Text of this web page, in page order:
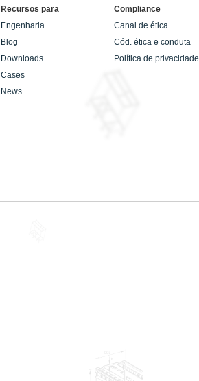
Recursos para
Engenharia
Blog
Downloads
Cases
News
Compliance
Canal de ética
Cód. ética e conduta
Política de privacidade